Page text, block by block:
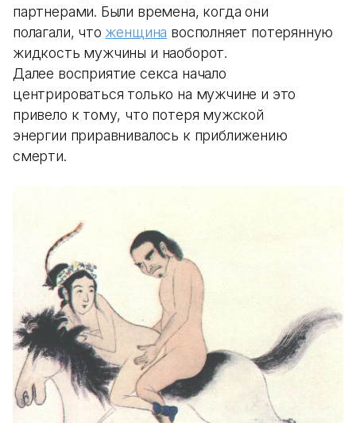
партнерами. Были времена, когда они
полагали, что женщина восполняет потерянную
жидкость мужчины и наоборот.
Далее восприятие секса начало
центрироваться только на мужчине и это
привело к тому, что потеря мужской
энергии приравнивалось к приближению
смерти.